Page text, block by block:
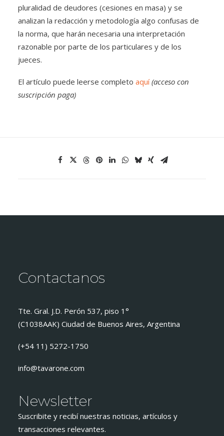
pluralidad de deudores (cesiones en masa) y se
analizan la redacción y metodología algo confusas de
la norma, que harán necesaria una interpretación
razonable por parte de los particulares y de los
jueces.
El artículo puede leerse completo aquí (acceso con
suscripción paga)
Contactanos
Tte. Gral. J.D. Perón 537, piso 1°
(C1038AAK) Ciudad de Buenos Aires, Argentina
(+54 11) 5272-1750
info@tavarone.com
Newsletter
Suscribite y recibí nuestras noticias, artículos y
transacciones relevantes.